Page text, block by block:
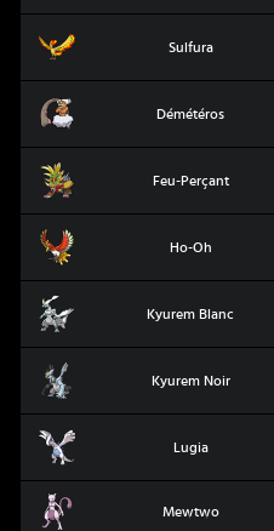
Sulfura
Démétéros
Feu-Perçant
Ho-Oh
Kyurem Blanc
Kyurem Noir
Lugia
Mewtwo